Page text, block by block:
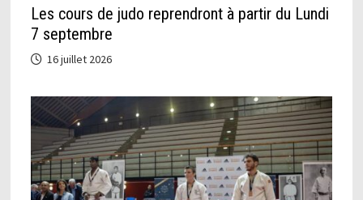
Les cours de judo reprendront à partir du Lundi
7 septembre
16 juillet 2026